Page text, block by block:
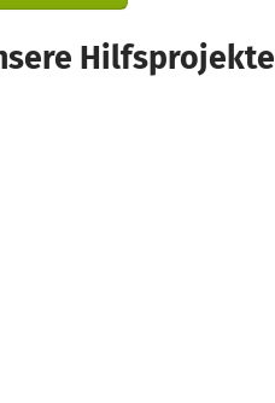
Hilfsprojekte